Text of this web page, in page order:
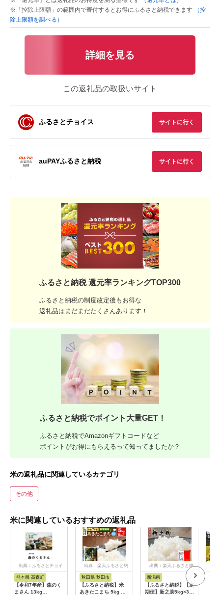
※「控除上限額」の範囲内で寄付するとお得にふるさと納税できます
（控
除上限額を調べる）
詳細を見る
この返礼品の取扱いサイト
ふるさとチョイス サイトに行く
auPAYふるさと納税 サイトに行く
ふるさと納税 還元率ランキングTOP300
ふるさと納税の制度改定後もお得な
返礼品はまだまだたくさんあります！
ふるさと納税でポイント大量GET！
ふるさと納税でAmazonギフトコードなど
ポイントがお得にもらえるって知ってましたか？
米の返礼品に関連しているカテゴリ
その他
米に関連しているおすすめの返礼品
出典：ふるさとチョイ
ス
熊本県 高森町
【令和7年産】森のく
まさん 13kg
出典：楽天ふるさと納
税
秋田県 秋田市
【ふるさと納税】米
あきたこまち 5kg 令
出典：楽天ふるさと納
新潟県
【ふるさと納税】【定
期便】新之助5kg×3ヶ